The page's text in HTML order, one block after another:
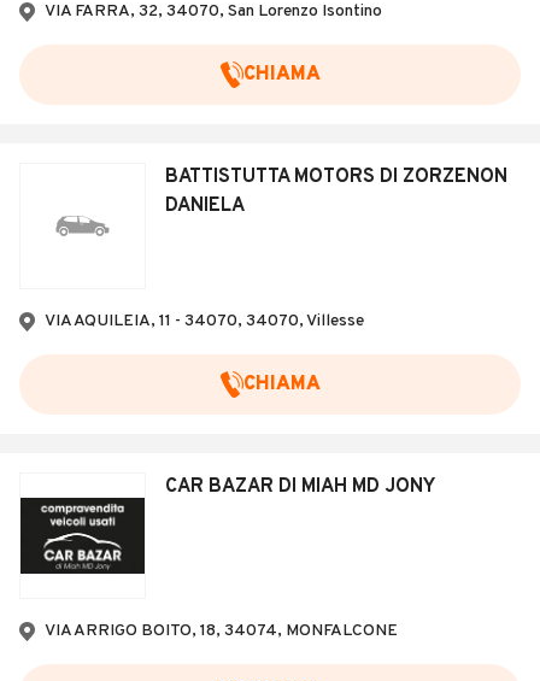
VIA FARRA, 32, 34070, San Lorenzo Isontino
CHIAMA
BATTISTUTTA MOTORS DI ZORZENON
DANIELA
VIA AQUILEIA, 11 - 34070, 34070, Villesse
CHIAMA
CAR BAZAR DI MIAH MD JONY
VIA ARRIGO BOITO, 18, 34074, MONFALCONE